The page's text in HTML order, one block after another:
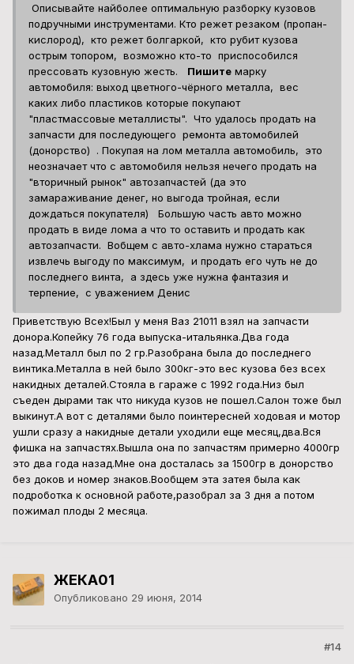
Описывайте найболее оптимальную разборку кузовов
подручными инструментами. Кто режет резаком (пропан-
кислород), кто режет болгаркой, кто рубит кузова
острым топором, возможно кто-то приспособился
прессовать кузовную жесть. Пишите марку
автомобиля: выход цветного-чёрного металла, вес
каких либо пластиков которые покупают
"пластмассовые металлисты". Что удалось продать на
запчасти для последующего ремонта автомобилей
(донорство) . Покупая на лом металла автомобиль, это
неозначает что с автомобиля нельзя нечего продать на
"вторичный рынок" автозапчастей (да это
замараживание денег, но выгода тройная, если
дождаться покупателя) Большую часть авто можно
продать в виде лома а что то оставить и продать как
автозапчасти. Вобщем с авто-хлама нужно стараться
извлечь выгоду по максимум, и продать его чуть не до
последнего винта, а здесь уже нужна фантазия и
терпение, c уважением Денис
Приветствую Всех!Был у меня Ваз 21011 взял на запчасти
донора.Копейку 76 года выпуска-итальянка.Два года
назад.Металл был по 2 гр.Разобрана была до последнего
винтика.Металла в ней было 300кг-это вес кузова без всех
накидных деталей.Стояла в гараже с 1992 года.Низ был
съеден дырами так что никуда кузов не пошел.Салон тоже был
выкинут.А вот с деталями было поинтересней ходовая и мотор
ушли сразу а накидные детали уходили еще месяц,два.Вся
фишка на запчастях.Вышла она по запчастям примерно 4000гр
это два года назад.Мне она досталась за 1500гр в донорство
без доков и номер знаков.Вообщем эта затея была как
подроботка к основной работе,разобрал за 3 дня а потом
пожимал плоды 2 месяца.
ЖЕКА01
Опубликовано 29 июня, 2014
#14